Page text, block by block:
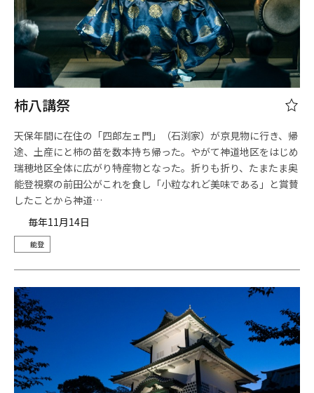
柿八講祭
天保年間に在住の「四郎左ェ門」（石渕家）が京見物に行き、帰
途、土産にと柿の苗を数本持ち帰った。やがて神道地区をはじめ
瑞穂地区全体に広がり特産物となった。折りも折り、たまたま奥
能登視察の前田公がこれを食し「小粒なれど美味である」と賞賛
したことから神道…
毎年11月14日
能登